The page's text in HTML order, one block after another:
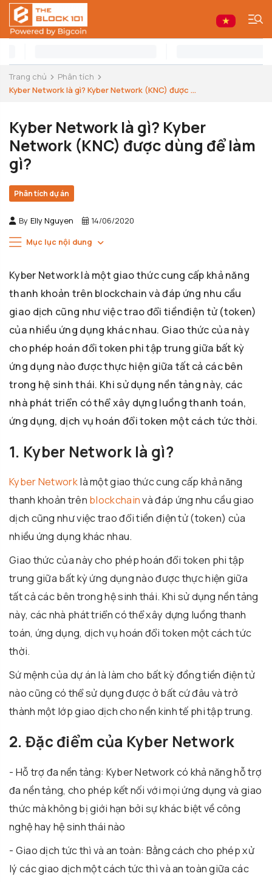
Trang chủ
Phân tích
Kyber Network là gì? Kyber Network (KNC) được ...
Kyber Network là gì? Kyber
Network (KNC) được dùng để làm
gì?
Phân tích dự án
By Elly Nguyen 14/06/2020
Mục lục nội dung
Kyber Network là một giao thức cung cấp khả năng
thanh khoản trên blockchain và đáp ứng nhu cầu
giao dịch cũng như việc trao đổi tiềnđiện tử (token)
của nhiều ứng dụng khác nhau. Giao thức của này
cho phép hoán đổi token phi tập trung giữa bất kỳ
ứng dụng nào được thực hiện giữa tất cả các bên
trong hệ sinh thái. Khi sử dụng nền tảng này, các
nhà phát triển có thể xây dựng luồng thanh toán,
ứng dụng, dịch vụ hoán đổi token một cách tức thời.
1. Kyber Network là gì?
Kyber Networklà một giao thức cung cấp khả năng
thanh khoản trên blockchainvà đáp ứng nhu cầu giao
dịch cũng như việc trao đổi tiền điện tử (token) của
nhiều ứng dụng khác nhau.
Giao thức của này cho phép hoán đổi token phi tập
trung giữa bất kỳ ứng dụng nào được thực hiện giữa
tất cả các bên trong hệ sinh thái. Khi sử dụng nền tảng
này, các nhà phát triển có thể xây dựng luồng thanh
toán, ứng dụng, dịch vụ hoán đổi token một cách tức
thời.
Sứ mệnh của dự án là làm cho bất kỳ đồngtiền điện tử
nào cũng có thể sử dụng được ở bất cứ đâu và trở
thành một lớp giao dịch cho nền kinh tế phi tập trung.
2. Đặc điểm của Kyber Network
- Hỗ trợ đa nền tảng: Kyber Network có khả năng hỗ trợ
đa nền tảng, cho phép kết nối với mọi ứng dụng và giao
thức mà không bị giới hạn bởi sự khác biệt về công
nghệ hay hệ sinh thái nào
- Giao dịch tức thì và an toàn: Bằng cách cho phép xử
lý các giao dịch một cách tức thì và an toàn giữa các